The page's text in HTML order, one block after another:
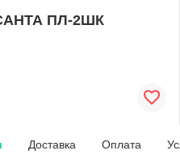
ПЛ-2ШК
Доставка Оплата